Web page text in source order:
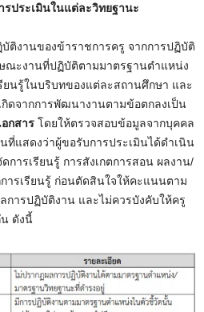
ประเมินในแต่ละวิทยฐานะ
ติงานของข้าราชการครู จากการปฏิบัติ
ณะงานที่ปฏิบัติตามมาตรฐานตำแหน่ง
ยนรู้ในบริบทของแต่ละสถานศึกษา และ
กิดจากการพัฒนางานตามข้อตกลงเป็น
กสาร โดยให้ตรวจสอบข้อมูลจากบุคคล
ที่แสดงว่าผู้ขอรับการประเมินได้ดำเนิน
การเรียนรู้ การสังเกตการสอน ผลงาน/
ารเรียนรู้ ก่อนตัดสินใจให้คะแนนตาม
ารปฏิบัติงาน และไม่ควรบังคับให้ครู
ดังนี้